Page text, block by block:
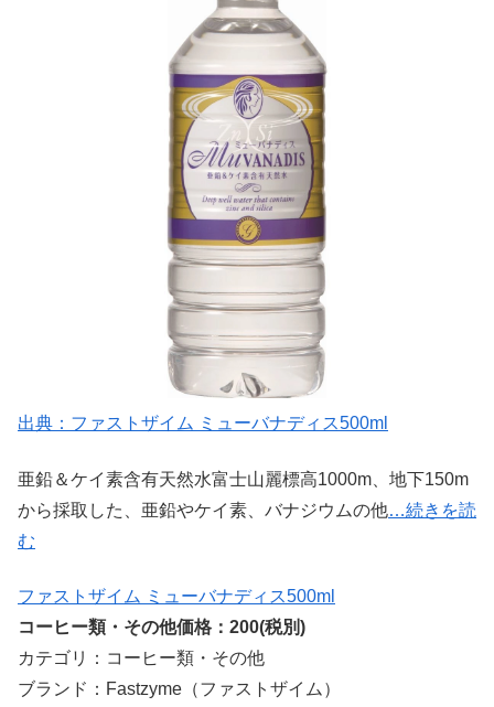
出典：ファストザイム ミューバナディス500ml
亜鉛＆ケイ素含有天然水富士山麗標高1000m、地下150m
から採取した、亜鉛やケイ素、バナジウムの他…続きを読
む
ファストザイム ミューバナディス500ml
コーヒー類・その他価格：200(税別)
カテゴリ：コーヒー類・その他
ブランド：Fastzyme（ファストザイム）